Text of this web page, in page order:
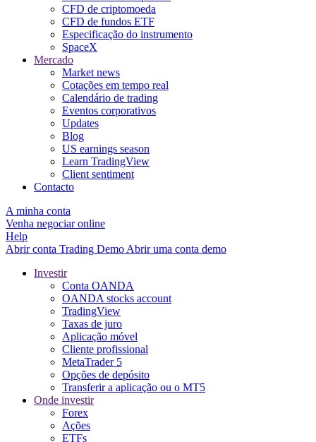
CFD de criptomoeda
CFD de fundos ETF
Especificação do instrumento
SpaceX
Mercado
Market news
Cotações em tempo real
Calendário de trading
Eventos corporativos
Updates
Blog
US earnings season
Learn TradingView
Client sentiment
Contacto
A minha conta
Venha negociar online
Help
Abrir conta Trading Demo Abrir uma conta demo
Investir
Conta OANDA
OANDA stocks account
TradingView
Taxas de juro
Aplicação móvel
Cliente profissional
MetaTrader 5
Opções de depósito
Transferir a aplicação ou o MT5
Onde investir
Forex
Ações
ETFs